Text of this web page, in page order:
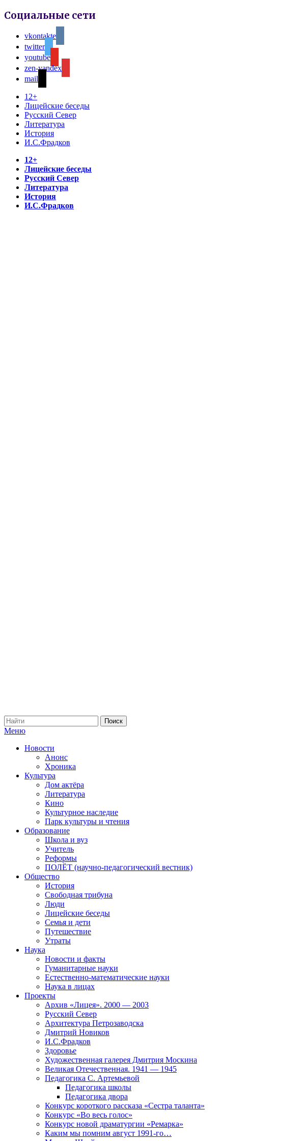
Социальные сети
vkontakte
twitter
youtube
zen-yandex
mail
12+
Лицейские беседы
Русский Север
Литература
История
И.С.Фрадков
12+
Лицейские беседы
Русский Север
Литература
История
И.С.Фрадков
Меню
Новости
Анонс
Хроника
Культура
Дом актёра
Литература
Кино
Культурное наследие
Парк культуры и чтения
Образование
Школа и вуз
Учитель
Реформы
ПОЛЁТ (научно-педагогический вестник)
Общество
История
Свободная трибуна
Люди
Лицейские беседы
Семья и дети
Путешествие
Утраты
Наука
Новости и факты
Гуманитарные науки
Естественно-математические науки
Наука в лицах
Проекты
Архив «Лицея». 2000 — 2003
Русский Север
Архитектура Петрозаводска
Дмитрий Новиков
И.С.Фрадков
Здоровье
Художественная галерея Дмитрия Москина
Великая Отечественная. 1941 — 1945
Педагогика С. Артемьевой
Педагогика школы
Педагогика двора
Конкурс короткого рассказа «Сестра таланта»
Конкурс «Во весь голос»
Конкурс новой драматургии «Ремарка»
Каким мы помним август 1991-го…